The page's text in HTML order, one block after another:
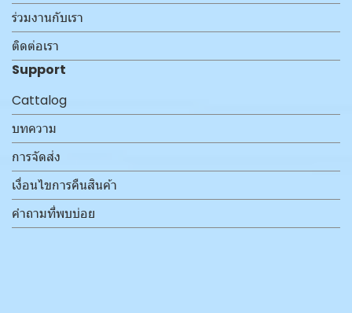
ร่วมงานกับเรา
ติดต่อเรา
Support
Cattalog
บทความ
การจัดส่ง
เงื่อนไขการคืนสินค้า
คำถามที่พบบ่อย